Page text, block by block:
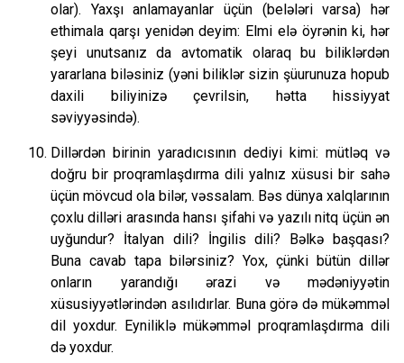
olar). Yaxşı anlamayanlar üçün (belələri varsa) hər
ethimala qarşı yenidən deyim: Elmi elə öyrənin ki, hər
şeyi unutsanız da avtomatik olaraq bu biliklərdən
yararlana biləsiniz (yəni biliklər sizin şüurunuza hopub
daxili biliyinizə çevrilsin, hətta hissiyyat
səviyyəsində).
Dillərdən birinin yaradıcısının dediyi kimi: mütləq və
doğru bir proqramlaşdırma dili yalnız xüsusi bir sahə
üçün mövcud ola bilər, vəssalam. Bəs dünya xalqlarının
çoxlu dilləri arasında hansı şifahi və yazılı nitq üçün ən
uyğundur? İtalyan dili? İngilis dili? Bəlkə başqası?
Buna cavab tapa bilərsiniz? Yox, çünki bütün dillər
onların yarandığı ərazi və mədəniyyətin
xüsusiyyətlərindən asılıdırlar. Buna görə də mükəmməl
dil yoxdur. Eyniliklə mükəmməl proqramlaşdırma dili
də yoxdur.